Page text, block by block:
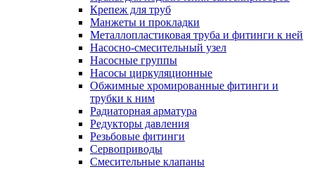
Крепеж для труб
Манжеты и прокладки
Металлопластиковая труба и фитинги к ней
Насосно-смесительный узел
Насосные группы
Насосы циркуляционные
Обжимные хромированные фитинги и
трубки к ним
Радиаторная арматура
Редукторы давления
Резьбовые фитинги
Сервоприводы
Смесительные клапаны